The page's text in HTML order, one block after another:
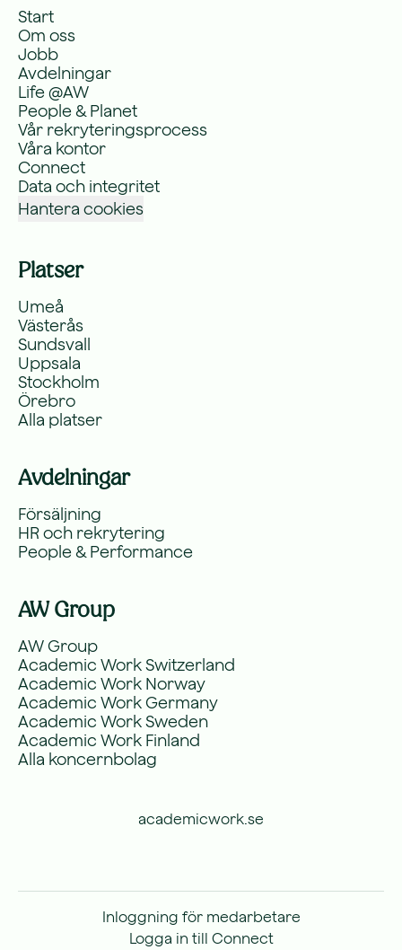
Start
Om oss
Jobb
Avdelningar
Life @AW
People & Planet
Vår rekryteringsprocess
Våra kontor
Connect
Data och integritet
Hantera cookies
Platser
Umeå
Västerås
Sundsvall
Uppsala
Stockholm
Örebro
Alla platser
Avdelningar
Försäljning
HR och rekrytering
People & Performance
AW Group
AW Group
Academic Work Switzerland
Academic Work Norway
Academic Work Germany
Academic Work Sweden
Academic Work Finland
Alla koncernbolag
academicwork.se
Inloggning för medarbetare
Logga in till Connect